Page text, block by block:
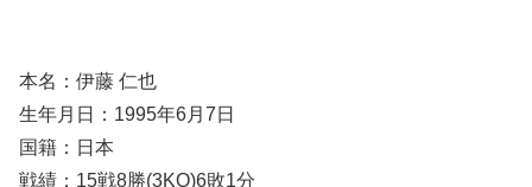
本名：伊藤 仁也
生年月日：1995年6月7日
国籍：日本
戦績：15戦8勝(3KO)6敗1分